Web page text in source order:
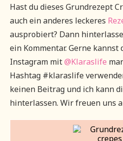
Hast du dieses Grundrezept
auch ein anderes leckeres
ausprobiert? Dann
ein Kommentar. Gerne kannst
Instagram mit@Klaraslife
Hashtag #klaraslife
keinen Beitrag und ich kann
hinterlassen. Wir freuen uns